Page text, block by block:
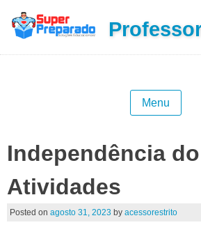
Menu
Independência
Atividades
Posted on agosto 31, 2023 by acessorestrito